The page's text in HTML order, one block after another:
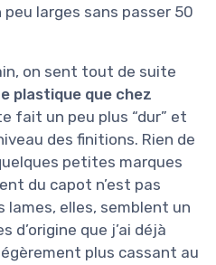
larges sans passer 50
on sent tout de suite
plastique que chez
fait un peu plus “dur” et
des finitions. Rien de
petites marques
du capot n’est pas
elles, semblent un
d’origine que j’ai déjà
plus cassant au